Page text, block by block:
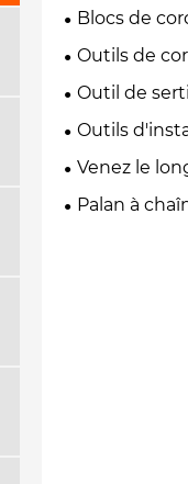
Blocs de
Outils de
Outil de
Outils
Venez le
Palan à